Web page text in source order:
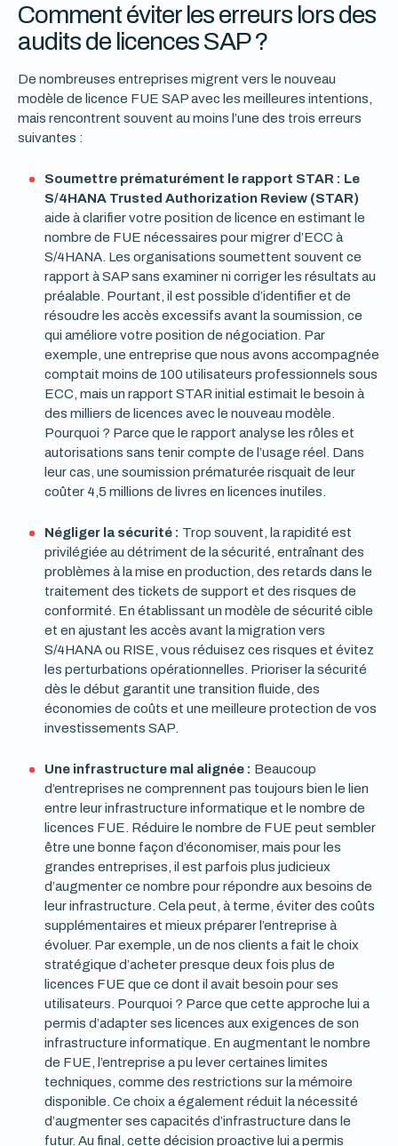
Comment éviter les erreurs lors des
audits de licences SAP ?
De nombreuses entreprises migrent vers le nouveau
modèle de licence FUE SAP avec les meilleures intentions,
mais rencontrent souvent au moins l’une des trois erreurs
suivantes :
Soumettre prématurément le rapport STAR : Le
S/4HANA Trusted Authorization Review (STAR)
aide à clarifier votre position de licence en estimant le
nombre de FUE nécessaires pour migrer d’ECC à
S/4HANA. Les organisations soumettent souvent ce
rapport à SAP sans examiner ni corriger les résultats au
préalable. Pourtant, il est possible d’identifier et de
résoudre les accès excessifs avant la soumission, ce
qui améliore votre position de négociation. Par
exemple, une entreprise que nous avons accompagnée
comptait moins de 100 utilisateurs professionnels sous
ECC, mais un rapport STAR initial estimait le besoin à
des milliers de licences avec le nouveau modèle.
Pourquoi ? Parce que le rapport analyse les rôles et
autorisations sans tenir compte de l’usage réel. Dans
leur cas, une soumission prématurée risquait de leur
coûter 4,5 millions de livres en licences inutiles.
Négliger la sécurité : Trop souvent, la rapidité est
privilégiée au détriment de la sécurité, entraînant des
problèmes à la mise en production, des retards dans le
traitement des tickets de support et des risques de
conformité. En établissant un modèle de sécurité cible
et en ajustant les accès avant la migration vers
S/4HANA ou RISE, vous réduisez ces risques et évitez
les perturbations opérationnelles. Prioriser la sécurité
dès le début garantit une transition fluide, des
économies de coûts et une meilleure protection de vos
investissements SAP.
Une infrastructure mal alignée : Beaucoup
d’entreprises ne comprennent pas toujours bien le lien
entre leur infrastructure informatique et le nombre de
licences FUE. Réduire le nombre de FUE peut sembler
être une bonne façon d’économiser, mais pour les
grandes entreprises, il est parfois plus judicieux
d’augmenter ce nombre pour répondre aux besoins de
leur infrastructure. Cela peut, à terme, éviter des coûts
supplémentaires et mieux préparer l’entreprise à
évoluer. Par exemple, un de nos clients a fait le choix
stratégique d’acheter presque deux fois plus de
licences FUE que ce dont il avait besoin pour ses
utilisateurs. Pourquoi ? Parce que cette approche lui a
permis d’adapter ses licences aux exigences de son
infrastructure informatique. En augmentant le nombre
de FUE, l’entreprise a pu lever certaines limites
techniques, comme des restrictions sur la mémoire
disponible. Ce choix a également réduit la nécessité
d’augmenter ses capacités d’infrastructure dans le
futur. Au final, cette décision proactive lui a permis